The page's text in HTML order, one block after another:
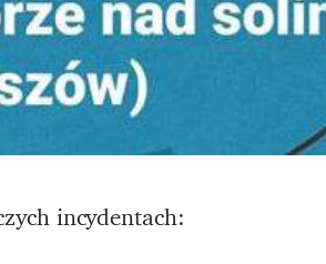
incydentach: